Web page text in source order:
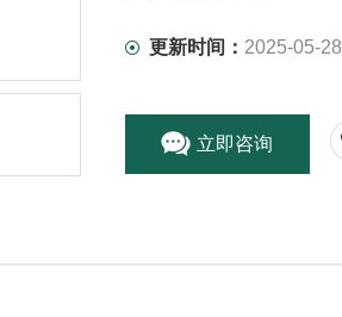
更新时间： 2025-05-28
立即咨询